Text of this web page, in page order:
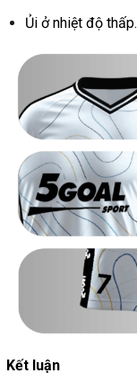
Ủi ở nhiệt độ thấp.
Kết luận